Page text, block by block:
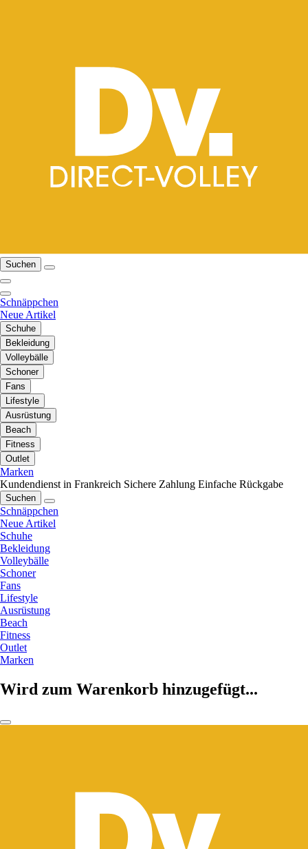
Suchen
Schnäppchen
Neue Artikel
Schuhe
Bekleidung
Volleybälle
Schoner
Fans
Lifestyle
Ausrüstung
Beach
Fitness
Outlet
Marken
Kundendienst in Frankreich Sichere Zahlung Einfache Rückgabe
Suchen
Schnäppchen
Neue Artikel
Schuhe
Bekleidung
Volleybälle
Schoner
Fans
Lifestyle
Ausrüstung
Beach
Fitness
Outlet
Marken
Wird zum Warenkorb hinzugefügt...